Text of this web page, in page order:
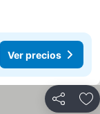
Ver precios
Compartir